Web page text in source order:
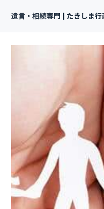
遺言・相続専門 | たきしま